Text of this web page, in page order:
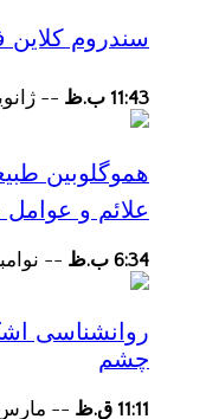
سندروم
11:43 ب.ظ -- ژانویه 11,
هموگلوبین
علائم و عوامل
6:34 ب.ظ -- نوامبر 28,
روانشناسی
چشم
11:11 ق.ظ -- مارس 6,